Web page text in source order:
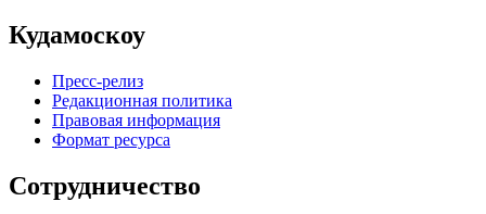
Кудамоскоу
Пресс-релиз
Редакционная политика
Правовая информация
Формат ресурса
Сотрудничество